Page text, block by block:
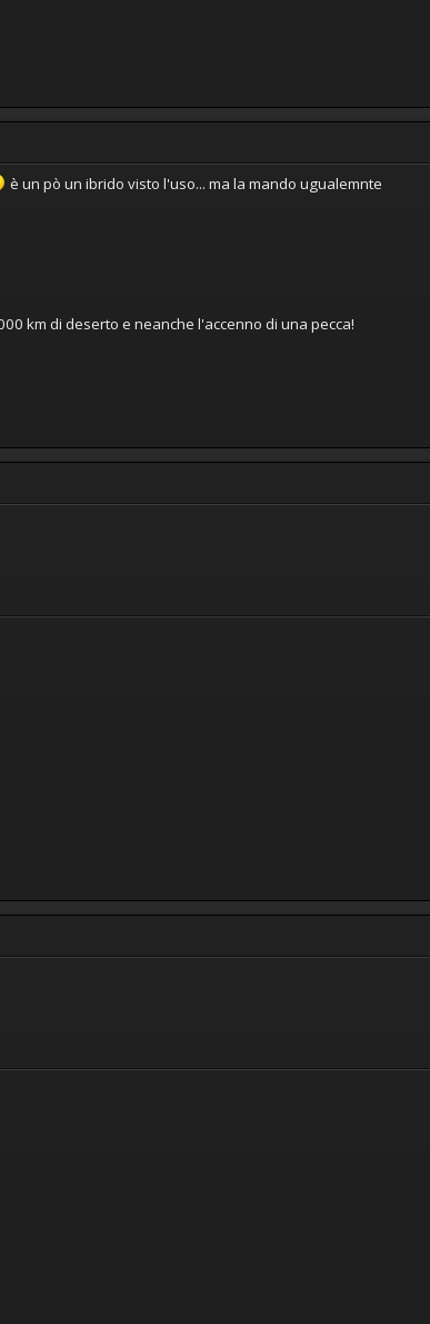
è un pò un ibrido visto l'uso... ma la mando ugualemnte
km di deserto e neanche l'accenno di una pecca!